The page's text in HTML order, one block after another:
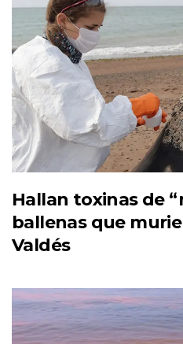
Hallan toxinas de
ballenas que
Valdés